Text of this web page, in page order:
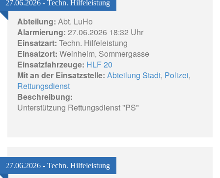
27.06.2026 - Techn. Hilfeleistung
Abteilung: Abt. LuHo
Alarmierung: 27.06.2026 18:32 Uhr
Einsatzart: Techn. Hilfeleistung
Einsatzort: Weinheim, Sommergasse
Einsatzfahrzeuge: HLF 20
Mit an der Einsatzstelle: Abteilung Stadt, Polizei,
Rettungsdienst
Beschreibung:
Unterstützung Rettungsdienst "PS"
27.06.2026 - Techn. Hilfeleistung